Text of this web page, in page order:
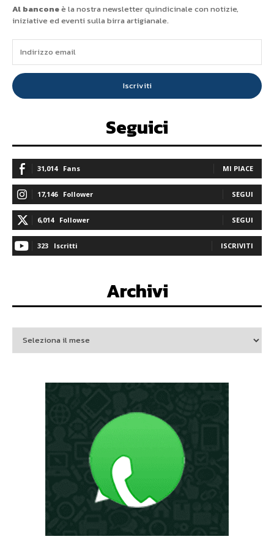
Al banconeè la nostra newsletter quindicinale con notizie,
iniziative ed eventi sulla birra artigianale.
Iscriviti
Seguici
31,014 Fans MI PIACE
17,146 Follower SEGUI
6,014 Follower SEGUI
323 Iscritti ISCRIVITI
Archivi